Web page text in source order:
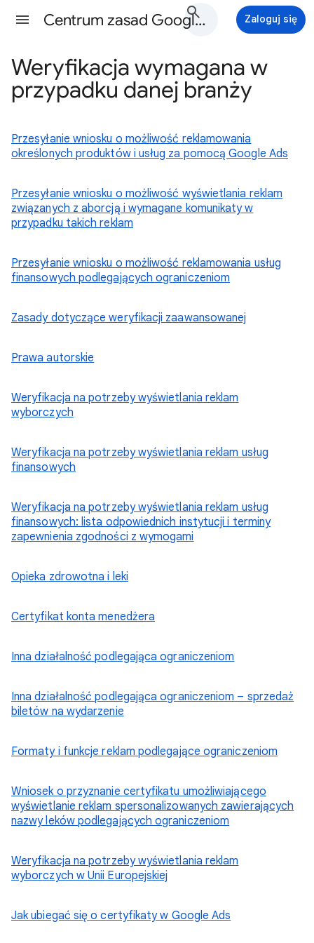
Centrum zasad Google Ads - Pomoc Zaloguj się
Weryfikacja wymagana w
przypadku danej branży
Przesyłanie wniosku o możliwość reklamowania
określonych produktów i usług za pomocą Google Ads
Przesyłanie wniosku o możliwość wyświetlania reklam
związanych z aborcją i wymagane komunikaty w
przypadku takich reklam
Przesyłanie wniosku o możliwość reklamowania usług
finansowych podlegających ograniczeniom
Zasady dotyczące weryfikacji zaawansowanej
Prawa autorskie
Weryfikacja na potrzeby wyświetlania reklam
wyborczych
Weryfikacja na potrzeby wyświetlania reklam usług
finansowych
Weryfikacja na potrzeby wyświetlania reklam usług
finansowych: lista odpowiednich instytucji i terminy
zapewnienia zgodności z wymogami
Opieka zdrowotna i leki
Certyfikat konta menedżera
Inna działalność podlegająca ograniczeniom
Inna działalność podlegająca ograniczeniom – sprzedaż
biletów na wydarzenie
Formaty i funkcje reklam podlegające ograniczeniom
Wniosek o przyznanie certyfikatu umożliwiającego
wyświetlanie reklam spersonalizowanych zawierających
nazwy leków podlegających ograniczeniom
Weryfikacja na potrzeby wyświetlania reklam
wyborczych w Unii Europejskiej
Jak ubiegać się o certyfikaty w Google Ads